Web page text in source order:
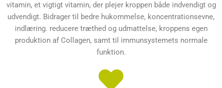
vitamin, et vigtigt vitamin, der plejer kroppen både indvendigt og
udvendigt. Bidrager til bedre hukommelse, koncentrationsevne,
indlæring. reducere træthed og udmattelse, kroppens egen
produktion af Collagen, samt til immunsystemets normale
funktion.